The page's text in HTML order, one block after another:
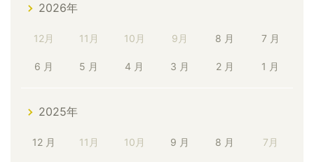
2026年
12月 11月 10月 9月 8 月 7 月
6 月 5 月 4 月 3 月 2 月 1 月
2025年
12 月 11月 10月 9 月 8 月 7月